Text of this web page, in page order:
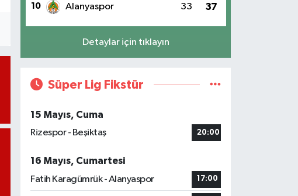
10 Alanyaspor 33 37
Detaylar için tıklayın
Süper Lig Fikstür
15 Mayıs, Cuma
Rizespor - Beşiktaş
20:00
16 Mayıs, Cumartesi
Fatih Karagümrük - Alanyaspor
17:00